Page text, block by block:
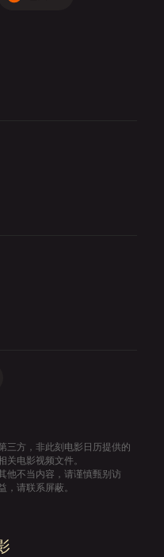
三方，非此刻电影日历提供的
电影视频文件。
他不当内容，请谨慎甄别访
请联系屏蔽。